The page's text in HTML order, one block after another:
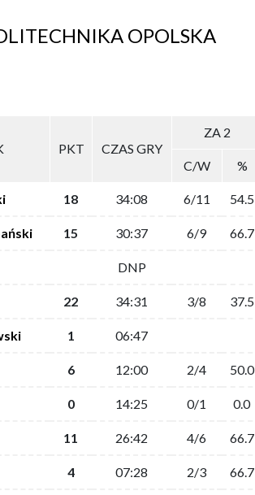
OPOLSKA
PKT CZAS GRY
ZA 2
C/W
%
18 34:08 6/11 54.5
15 30:37 6/9 66.7
DNP
22 34:31 3/8 37.5
1 06:47
6 12:00 2/4 50.0
0 14:25 0/1 0.0
11 26:42 4/6 66.7
4 07:28 2/3 66.7